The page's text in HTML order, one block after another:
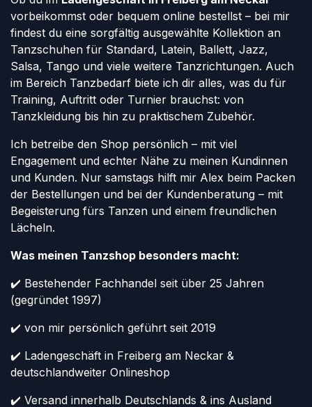
vorbeikommst oder bequem online bestellst – bei mir
findest du eine sorgfältig ausgewählte Kollektion an
Tanzschuhen für Standard, Latein, Ballett, Jazz,
Salsa, Tango und viele weitere Tanzrichtungen. Auch
im Bereich Tanzbedarf biete ich dir alles, was du für
Training, Auftritt oder Turnier brauchst: von
Tanzkleidung bis hin zu praktischem Zubehör.
Ich betreibe den Shop persönlich – mit viel
Engagement und echter Nähe zu meinen Kundinnen
und Kunden. Nur samstags hilft mir Alex beim Packen
der Bestellungen und bei der Kundenberatung – mit
Begeisterung fürs Tanzen und einem freundlichen
Lächeln.
Was meinen Tanzshop besonders macht:
✔️ Bestehender Fachhandel seit über 25 Jahren
(gegründet 1997)
✔️ von mir persönlich geführt seit 2019
✔️ Ladengeschäft in Freiberg am Neckar &
deutschlandweiter Onlineshop
✔️ Versand innerhalb Deutschlands & ins Ausland